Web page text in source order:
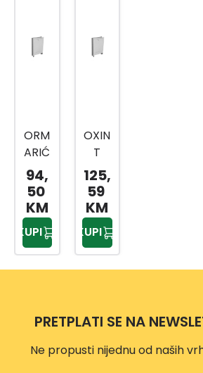
ORM
ARIĆ
CG
500X
710X1
10
94,
50
KM
KUPI
OXIN
T
ORM
ARIĆ
CG
750X
710X1
10
125,
59
KM
KUPI
PRETPLATI SE NA
Ne propusti nijednu od naših